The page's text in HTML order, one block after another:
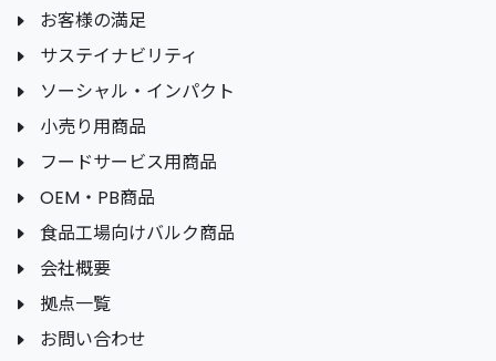
お客様の満足
サステイナビリティ
ソーシャル・インパクト
小売り用商品
フードサービス用商品
OEM・PB商品
食品工場向けバルク商品
会社概要
拠点一覧
お問い合わせ